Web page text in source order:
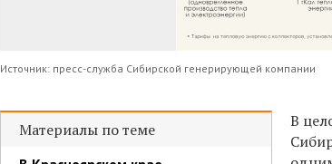
Источник: пресс-служба Сибирской генерирующей компании
Материалы по теме
В